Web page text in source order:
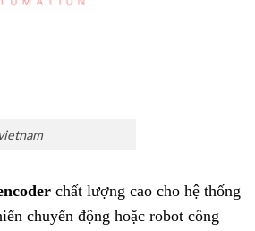
chất lượng cao cho hệ thống
chuyển động hoặc robot công